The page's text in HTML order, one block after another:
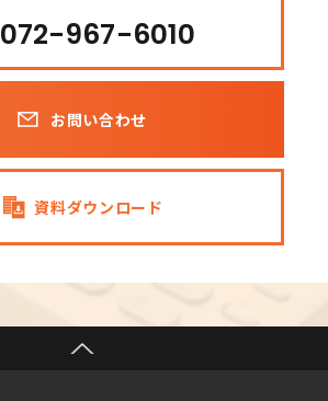
072-967-6010
お問い合わせ
資料ダウンロード